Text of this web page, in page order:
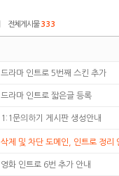
전체게시물333
드라마 인트로 5번째 스킨 추가
드라마 인트로 짧은글 등록
1:1문의하기 게시판 생성안내
삭제 및 차단 도메인, 인트로 정리
영화 인트로 6번 추가 안내